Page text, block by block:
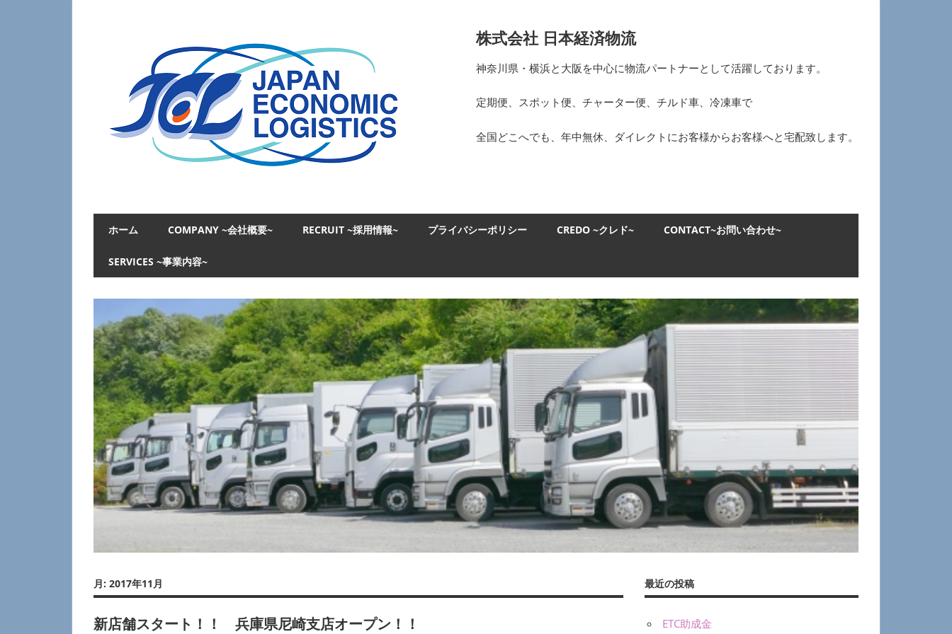
本
経
物
JAPAN
ECONOMIC
LOGISTICS
株式会社 日本経済物流
神奈川県・横浜と大阪を中心に物流パートナーとして活躍しております。
定期便、スポット便、チャーター便、チルド車、冷凍車で
全国どこへでも、年中無休、ダイレクトにお客様からお客様へと宅配致します。
ホーム COMPANY ~会社概要~ RECRUIT ~採用情報~ プライバシーポリシー CREDO ~クレド~ CONTACT~お問い合わせ~
SERVICES ~事業内容~
月: 2017年11月
新店舗スタート！！ 兵庫県尼崎支店オープン！！
最近の投稿
ETC助成金